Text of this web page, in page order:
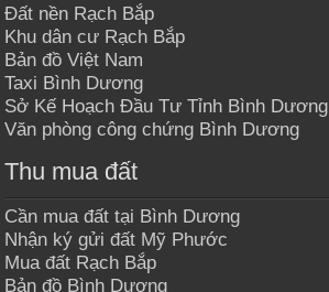
Đất nền Rạch Bắp
Khu dân cư Rạch Bắp
Bản đồ Việt Nam
Taxi Bình Dương
Sở Kế Hoạch Đầu Tư Tỉnh Bình Dương
Văn phòng công chứng Bình Dương
Thu mua đất
Cần mua đất tại Bình Dương
Nhận ký gửi đất Mỹ Phước
Mua đất Rạch Bắp
Bản đồ Bình Dương